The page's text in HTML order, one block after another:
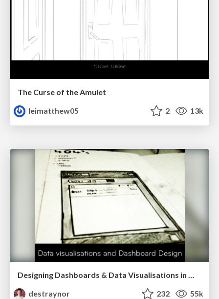
The Curse of the Amulet
leimatthew05
2 13k
destraynor
232 55k